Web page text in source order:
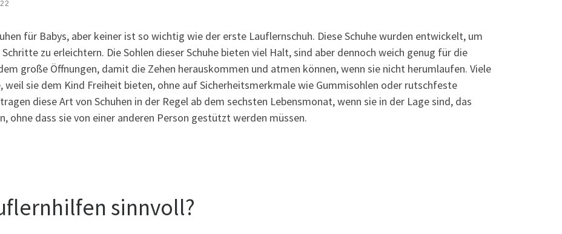
für Babys, aber keiner ist so wichtig wie der erste Lauflernschuh. Diese Schuhe wurden entwickelt, um
zu erleichtern. Die Sohlen dieser Schuhe bieten viel Halt, sind aber dennoch weich genug für die
große Öffnungen, damit die Zehen herauskommen und atmen können, wenn sie nicht herumlaufen. Viele
weil sie dem Kind Freiheit bieten, ohne auf Sicherheitsmerkmale wie Gummisohlen oder rutschfeste
diese Art von Schuhen in der Regel ab dem sechsten Lebensmonat, wenn sie in der Lage sind, das
ohne dass sie von einer anderen Person gestützt werden müssen.
sinnvoll?